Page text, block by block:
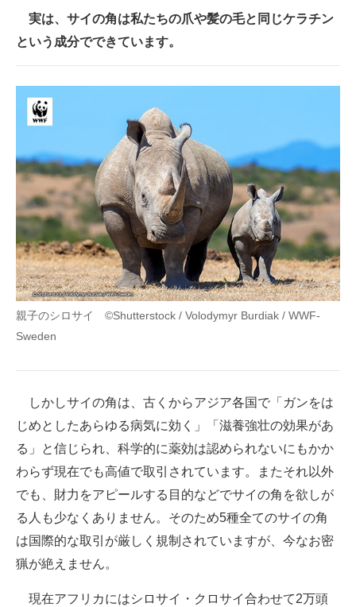
実は、サイの角は私たちの爪や髪の毛と同じケラチン
という成分でできています。
親子のシロサイ ©Shutterstock / Volodymyr Burdiak / WWF-
Sweden
しかしサイの角は、古くからアジア各国で「ガンをは
じめとしたあらゆる病気に効く」「滋養強壮の効果があ
る」と信じられ、科学的に薬効は認められないにもかか
わらず現在でも高値で取引されています。またそれ以外
でも、財力をアピールする目的などでサイの角を欲しが
る人も少なくありません。そのため5種全てのサイの角
は国際的な取引が厳しく規制されていますが、今なお密
猟が絶えません。
現在アフリカにはシロサイ・クロサイ合わせて2万頭